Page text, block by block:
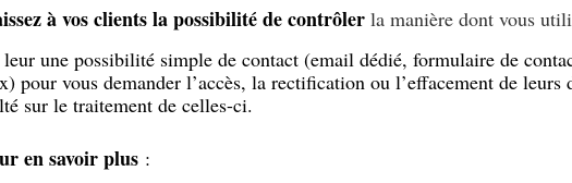
à vos clients la possibilité de contrôler la manière dont vous
une possibilité simple de contact (email dédié, formulaire de
pour vous demander l’accès, la rectification ou l’effacement de
sur le traitement de celles-ci.
en savoir plus: